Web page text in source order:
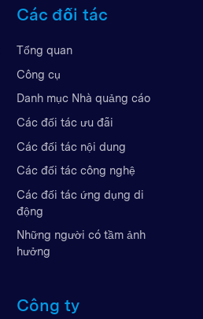
Các đối tác
Tổng quan
Công cụ
Danh mục Nhà quảng cáo
Các đối tác ưu đãi
Các đối tác nội dung
Các đối tác công nghệ
Các đối tác ứng dụng di
động
Những người có tầm ảnh
hưởng
Công ty